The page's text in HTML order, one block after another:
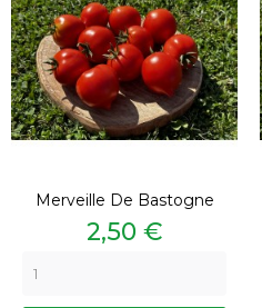
Merveille De Bastogne
Prix
2,50 €